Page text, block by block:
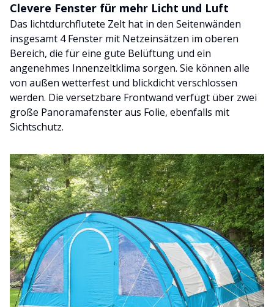
Clevere Fenster für mehr Licht und Luft
Das lichtdurchflutete Zelt hat in den Seitenwänden
insgesamt 4 Fenster mit Netzeinsätzen im oberen
Bereich, die für eine gute Belüftung und ein
angenehmes Innenzeltklima sorgen. Sie können alle
von außen wetterfest und blickdicht verschlossen
werden. Die versetzbare Frontwand verfügt über zwei
große Panoramafenster aus Folie, ebenfalls mit
Sichtschutz.